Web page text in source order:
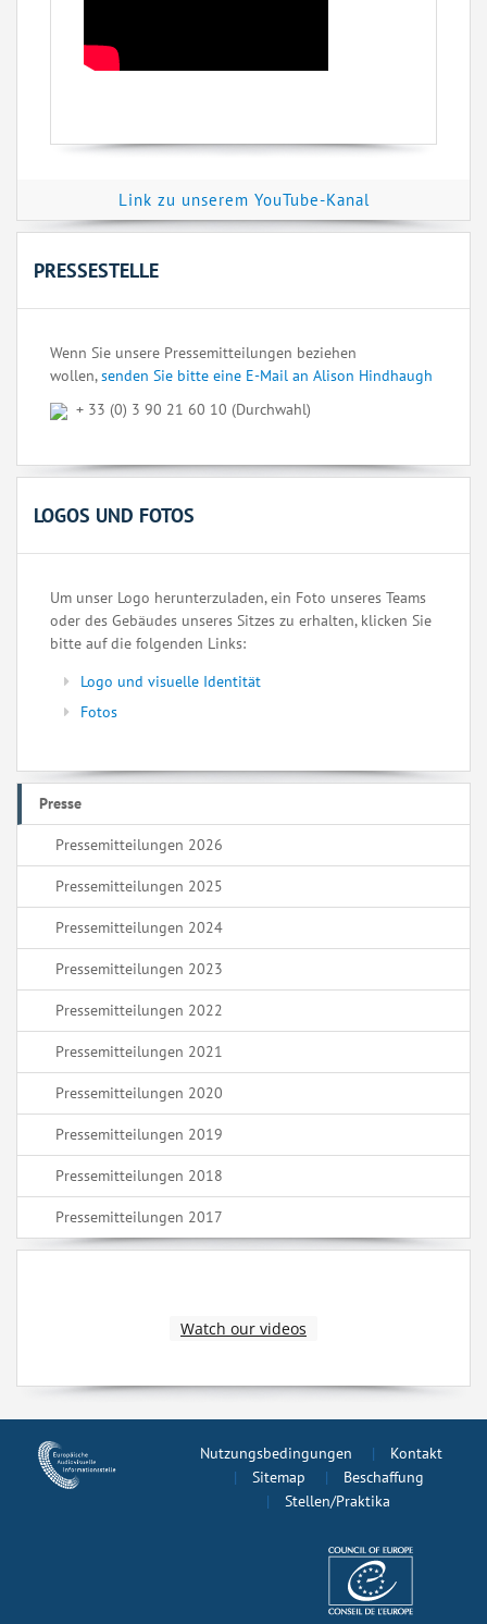
Link zu unserem YouTube-Kanal
PRESSESTELLE
Wenn Sie unsere Pressemitteilungen beziehen
wollen,senden Sie bitte eine E-Mail an Alison Hindhaugh
+ 33 (0) 3 90 21 60 10 (Durchwahl)
LOGOS UND FOTOS
Um unser Logo herunterzuladen, ein Foto unseres Teams
oder des Gebäudes unseres Sitzes zu erhalten, klicken Sie
bitte auf die folgenden Links:
Logo und visuelle Identität
Fotos
Presse
Pressemitteilungen 2026
Pressemitteilungen 2025
Pressemitteilungen 2024
Pressemitteilungen 2023
Pressemitteilungen 2022
Pressemitteilungen 2021
Pressemitteilungen 2020
Pressemitteilungen 2019
Pressemitteilungen 2018
Pressemitteilungen 2017
Watch our videos
Nutzungsbedingungen
Kontakt
Sitemap
Beschaffung
Stellen/Praktika